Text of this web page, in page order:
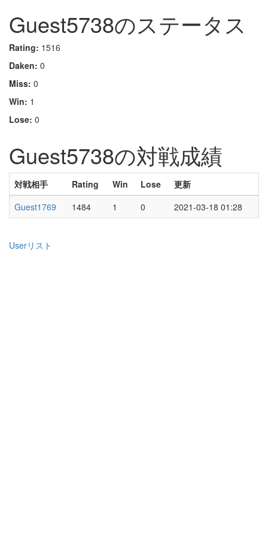
Guest5738のステータス
Rating: 1516
Daken: 0
Miss: 0
Win: 1
Lose: 0
Guest5738の対戦成績
対戦相手 Rating Win Lose
更新
Guest1769
1484 1 0 2021-03-18 01:28
Userリスト